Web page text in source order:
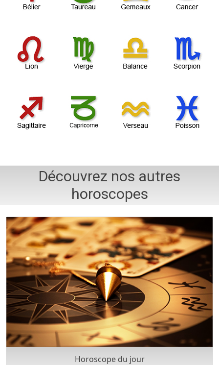
Découvrez nos autres
horoscopes
Horoscope du jour